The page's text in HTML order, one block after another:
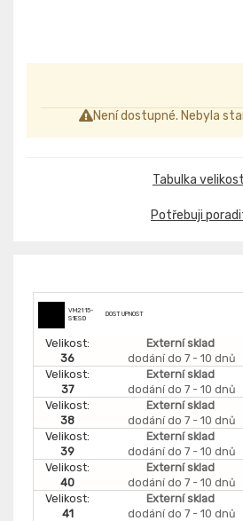
Není dostupné. Nebyla
Tabulka
Potřebuji
VM2115-
S1ESD
DOSTUPNOST
Velikost:
36
Externí sklad
dodání do 7 - 10 dnů
Velikost:
37
Externí sklad
dodání do 7 - 10 dnů
Velikost:
38
Externí sklad
dodání do 7 - 10 dnů
Velikost:
39
Externí sklad
dodání do 7 - 10 dnů
Velikost:
40
Externí sklad
dodání do 7 - 10 dnů
Velikost:
41
Externí sklad
dodání do 7 - 10 dnů